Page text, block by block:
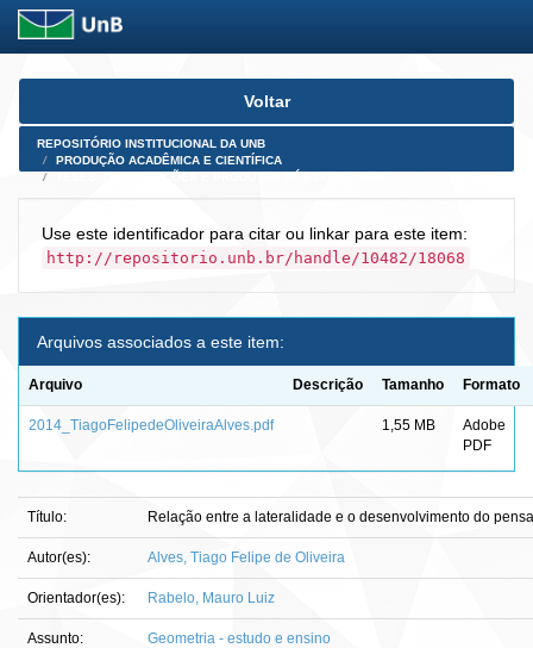
Skip
Voltar
REPOSITÓRIO INSTITUCIONAL DA UNB
PRODUÇÃO ACADÊMICA E CIENTÍFICA
Use este identificador para citar ou linkar para este item:
http://repositorio.unb.br/handle/10482/18068
Arquivos associados a este item:
Arquivo Descrição Tamanho Formato
2014_TiagoFelipedeOliveiraAlves.pdf 1,55 MB
Adobe
PDF
Título: Relação entre a lateralidade e o desenvolvimento do
Autor(es): Alves, Tiago Felipe de Oliveira
Orientador(es): Rabelo, Mauro Luiz
Assunto:
Geometria - estudo e ensino